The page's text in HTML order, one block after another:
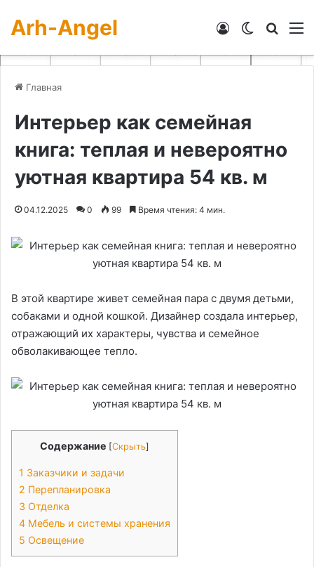
Arh-Angel Switch skin
Войти
Главная
Интерьер как семейная
книга: теплая и невероятно
уютная квартира 54 кв. м
04.12.2025 0 99 Время чтения: 4 мин.
В этой квартире живет семейная пара с двумя детьми,
собаками и одной кошкой. Дизайнер создала интерьер,
отражающий их характеры, чувства и семейное
обволакивающее тепло.
Содержание [Скрыть]
1 Заказчики и задачи
2 Перепланировка
3 Отделка
4 Мебель и системы хранения
5 Освещение